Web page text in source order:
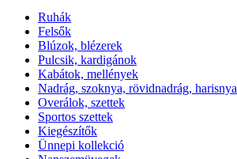
Ruhák
Felsők
Blúzok, blézerek
Pulcsik, kardigánok
Kabátok, mellények
Nadrág, szoknya, rövidnadrág, harisnya
Overálok, szettek
Sportos szettek
Kiegészítők
Ünnepi kollekció